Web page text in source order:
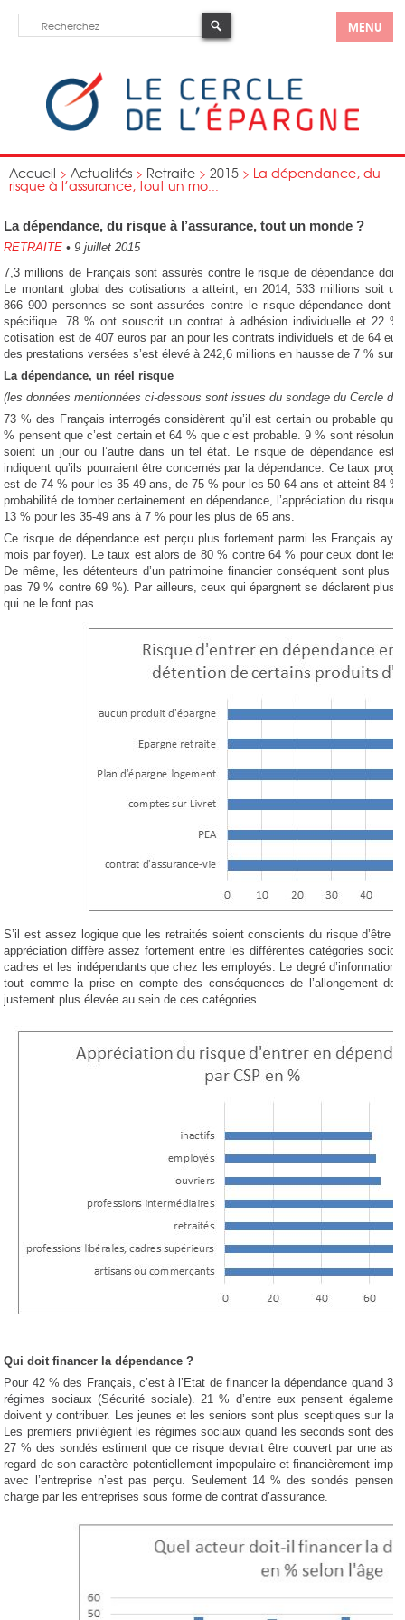
MENU
Accueil > Actualités > Retraite > 2015 > La dépendance, du
risque à l’assurance, tout un mo...
La dépendance, du risque à l’assurance, tout un monde ?
RETRAITE • 9 juillet 2015
7,3 millions de Français sont assurés contre le risque de dépendance
Le montant global des cotisations a atteint, en 2014, 533 millions soit
866 900 personnes se sont assurées contre le risque dépendance dont
spécifique. 78 % ont souscrit un contrat à adhésion individuelle et 22
cotisation est de 407 euros par an pour les contrats individuels et de 64
des prestations versées s’est élevé à 242,6 millions en hausse de 7 % sur
La dépendance, un réel risque
(les données mentionnées ci-dessous sont issues du sondage du Cercle de
73 % des Français interrogés considèrent qu’il est certain ou probable
% pensent que c’est certain et 64 % que c’est probable. 9 % sont
soient un jour ou l’autre dans un tel état. Le risque de dépendance
indiquent qu’ils pourraient être concernés par la dépendance. Ce taux
est de 74 % pour les 35-49 ans, de 75 % pour les 50-64 ans et atteint 84
probabilité de tomber certainement en dépendance, l’appréciation du
13 % pour les 35-49 ans à 7 % pour les plus de 65 ans.
Ce risque de dépendance est perçu plus fortement parmi les Français
mois par foyer). Le taux est alors de 80 % contre 64 % pour ceux dont les
De même, les détenteurs d’un patrimoine financier conséquent sont plus
pas 79 % contre 69 %). Par ailleurs, ceux qui épargnent se déclarent plus
qui ne le font pas.
S’il est assez logique que les retraités soient conscients du risque d’être
appréciation diffère assez fortement entre les différentes catégories
cadres et les indépendants que chez les employés. Le degré d’information
tout comme la prise en compte des conséquences de l’allongement
justement plus élevée au sein de ces catégories.
Qui doit financer la dépendance ?
Pour 42 % des Français, c’est à l’Etat de financer la dépendance quand
régimes sociaux (Sécurité sociale). 21 % d’entre eux pensent
doivent y contribuer. Les jeunes et les seniors sont plus sceptiques sur la
Les premiers privilégient les régimes sociaux quand les seconds sont des
27 % des sondés estiment que ce risque devrait être couvert par une
regard de son caractère potentiellement impopulaire et financièrement
avec l’entreprise n’est pas perçu. Seulement 14 % des sondés
charge par les entreprises sous forme de contrat d’assurance.